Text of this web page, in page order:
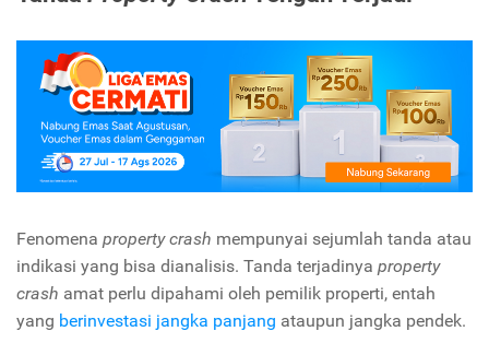
Fenomena property crash mempunyai sejumlah tanda atau
indikasi yang bisa dianalisis. Tanda terjadinya property
crash amat perlu dipahami oleh pemilik properti, entah
yang berinvestasi jangka panjang ataupun jangka pendek.